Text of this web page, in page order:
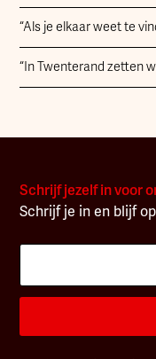
“Als je elkaar weet te
“In Twenterand zetten
Schrijf jezelf in voor
Schrijf je in en blijf